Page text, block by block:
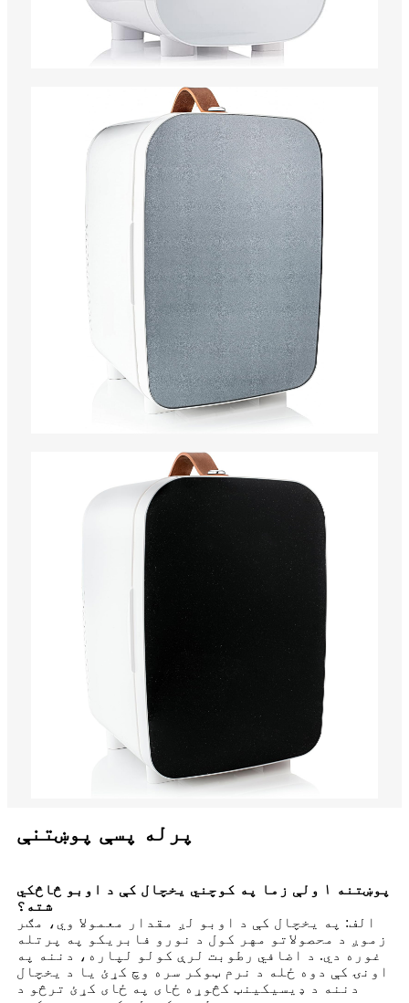
پرله پسې پوښتنې
پوښتنه ۱ ولې زما په کوچني یخچال کې د اوبو څاڅکي
شته؟
الف: په یخچال کې د اوبو لږ مقدار معمولا وي، مګر
زموږ د محصولاتو مهر کول د نورو فابریکو په پرتله
غوره دي. د اضافي رطوبت لرې کولو لپاره، دننه په
اونۍ کې دوه ځله د نرم ټوکر سره وچ کړئ یا د یخچال
دننه د ډیسیکینټ کڅوړه ځای په ځای کړئ ترڅو د